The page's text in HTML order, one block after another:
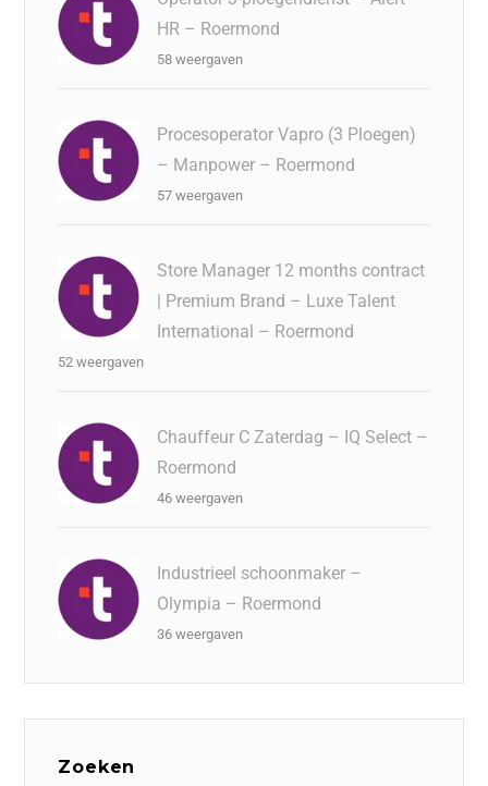
HR – Roermond
58 weergaven
Procesoperator Vapro (3 Ploegen)
– Manpower – Roermond
57 weergaven
Store Manager 12 months contract
| Premium Brand – Luxe Talent
International – Roermond
52 weergaven
Chauffeur C Zaterdag – IQ Select –
Roermond
46 weergaven
Industrieel schoonmaker –
Olympia – Roermond
36 weergaven
Zoeken